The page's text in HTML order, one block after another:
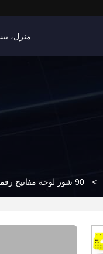
منزل،
> 90 شور لوحة مفاتيح رقمية سيليكون للأجهزة الإلكترونية